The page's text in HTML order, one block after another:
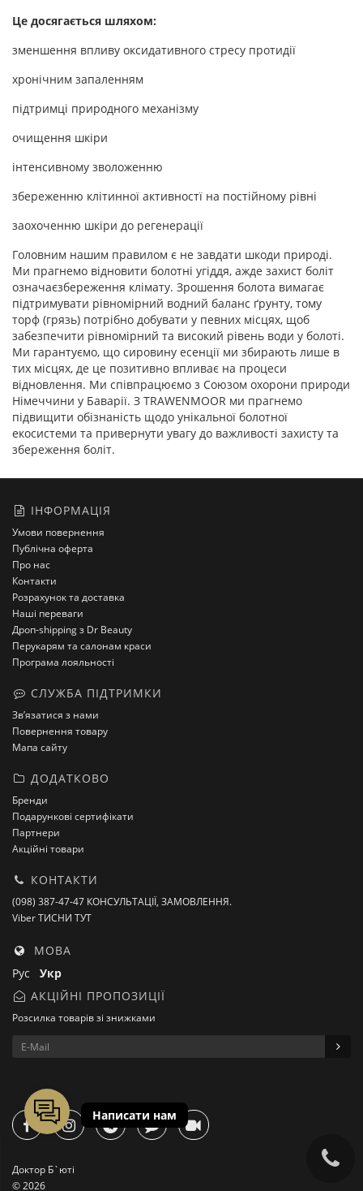
Це досягається шляхом:
зменшення впливу оксидативного стресу протидії
хронічним запаленням
підтримці природного механізму
очищення шкіри
інтенсивному зволоженню
збереженню клітинної активностї на постійному рівні
заохоченню шкіри до регенерації
Головним нашим правилом є не завдати шкоди природі.
Ми прагнемо відновити болотні угіддя, ажде захист боліт
означаєзбереження клімату. Зрошення болота вимагає
підтримувати рівномірний водний баланс ґрунту, тому
торф (грязь) потрібно добувати у певних місцях, щоб
забезпечити рівномірний та високий рівень води у болоті.
Ми гарантуємо, що сировину есенції ми збирають лише в
тих місцях, де це позитивно впливає на процеси
відновлення. Ми співпрацюємо з Союзом охорони природи
Німеччини у Баварії. З TRAWENMOOR ми прагнемо
підвищити обізнаність щодо унікальної болотної
екосистеми та привернути увагу до важливості захисту та
збереження боліт.
ІНФОРМАЦІЯ
Умови повернення
Публічна оферта
Про нас
Контакти
Розрахунок та доставка
Наші переваги
Дроп-shipping з Dr Beauty
Перукарям та салонам краси
Програма лояльності
СЛУЖБА ПІДТРИМКИ
Зв’язатися з нами
Повернення товару
Мапа сайту
ДОДАТКОВО
Бренди
Подарункові сертифікати
Партнери
Акційні товари
КОНТАКТИ
(098) 387-47-47 КОНСУЛЬТАЦІЇ, ЗАМОВЛЕННЯ.
Viber ТИСНИ ТУТ
МОВА
Рус Укр
АКЦІЙНІ ПРОПОЗИЦІЇ
Розсилка товарів зі знижками
Доктор Б`юті
© 2026